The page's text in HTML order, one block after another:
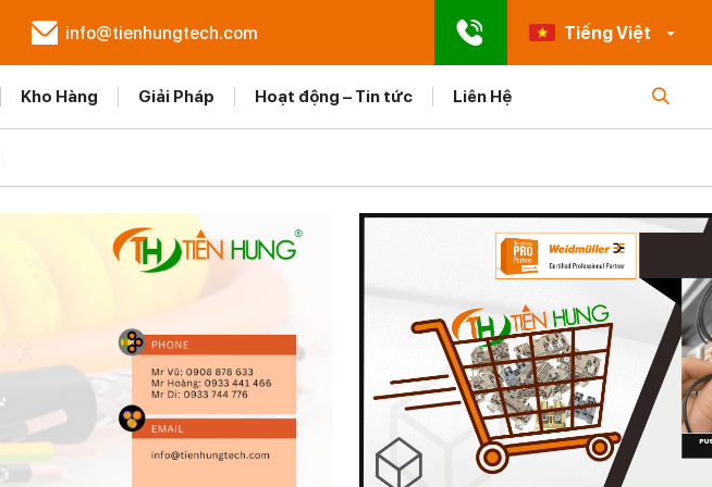
info@tienhungtech.com Tiếng Việt
Kho Hàng Giải Pháp Hoạt động – Tin tức Liên Hệ